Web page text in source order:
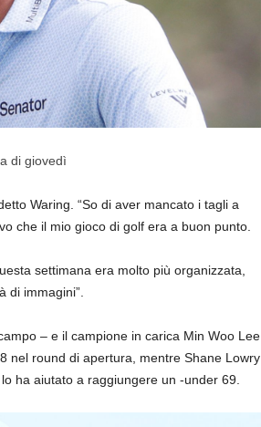
di giovedì
Waring. “So di aver mancato i tagli a
che il mio gioco di golf era a buon punto.
settimana era molto più organizzata,
di immagini”.
– e il campione in carica Min Woo Lee
nel round di apertura, mentre Shane Lowry
ha aiutato a raggiungere un -under 69.